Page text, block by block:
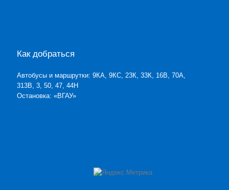
Как добраться
Автобусы и маршрутки: 9КА, 9КС, 23К, 33К, 16В, 70А,
313В, 3, 50, 47, 44Н
Остановка: «ВГАУ»